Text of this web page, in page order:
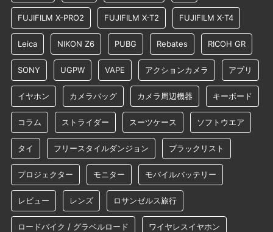
FUJIFILM X-PRO2 FUJIFILM X-T2 FUJIFILM X-T4
Leica NIKON Z6 PUBG Rebates RICOH GR
SONY UGPW VAPE アクションカメラ アプリ
イヤホン カメラバッグ カメラ周辺機器 キーボード
コラム ストライダー スーツケース ソフトウエア
タイ フリースタイルダンジョン ブラックリスト
プロジェクター モニター モバイルバッテリー
レビュー レンズ ロサンゼルス旅行
ロードバイク / グラベルロード ワイヤレスイヤホン